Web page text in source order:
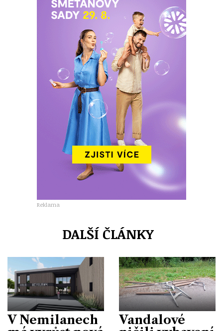
Reklama
DALŠÍ ČLÁNKY
V Nemilanech
Vandalové